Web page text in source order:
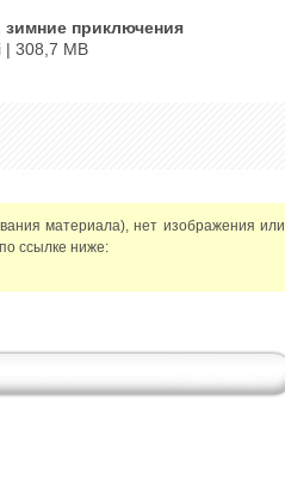
приключения
| 308,7 MB
материала), нет изображения или
ссылке ниже: